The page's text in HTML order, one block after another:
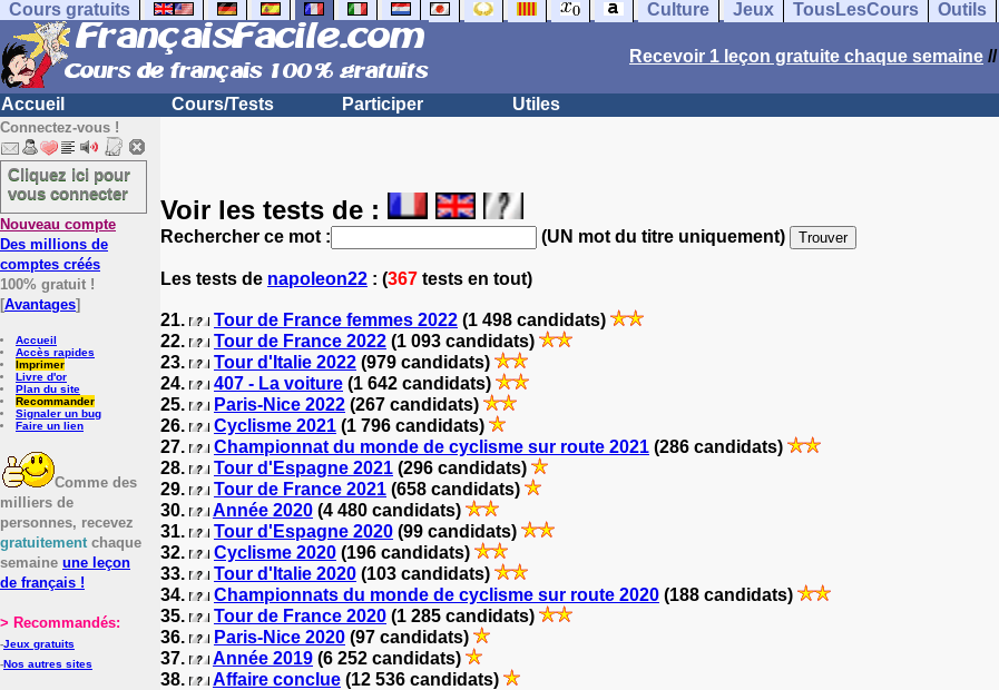
Cours gratuits Culture Jeux TousLesCours Outils
Recevoir 1 leçon gratuite chaque semaine //
Accueil Cours/Tests Participer Utiles
Connectez-vous !
Cliquez ici pour
vous connecter
Nouveau compte
Des millions de
comptes créés
100% gratuit !
[Avantages]
Accueil
Accès rapides
Imprimer
Livre d'or
Plan du site
Recommander
Signaler un bug
Faire un lien
Comme des
milliers de
personnes, recevez
gratuitementchaque
semaine une leçon
de français !
> Recommandés:
-Jeux gratuits
-Nos autres sites
Voir les tests de :
Rechercher ce mot : (UN mot du titre uniquement)
Les tests de napoleon22 : (367 tests en tout)
21. Tour de France femmes 2022 (1 498 candidats)
22.
Tour de France 2022 (1 093 candidats)
23.
Tour d'Italie 2022 (979 candidats)
24.
407 - La voiture (1 642 candidats)
25.
Paris-Nice 2022 (267 candidats)
26.
Cyclisme 2021 (1 796 candidats)
27.
Championnat du monde de cyclisme sur route 2021 (286 candidats)
28.
Tour d'Espagne 2021 (296 candidats)
29.
Tour de France 2021 (658 candidats)
30.
Année 2020 (4 480 candidats)
31.
Tour d'Espagne 2020 (99 candidats)
32.
Cyclisme 2020 (196 candidats)
33.
Tour d'Italie 2020 (103 candidats)
34.
Championnats du monde de cyclisme sur route 2020 (188 candidats)
35.
Tour de France 2020 (1 285 candidats)
36.
Paris-Nice 2020 (97 candidats)
37.
Année 2019 (6 252 candidats)
38.
Affaire conclue (12 536 candidats)